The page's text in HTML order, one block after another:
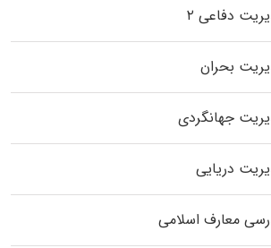
دفاعی ۲
بحران
جهانگردی
دریایی
معارف اسلامی